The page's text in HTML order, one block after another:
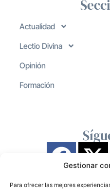
Gestionar
Para ofrecer las mejores
Actualidad
Lectio Divina
Opinión
Formación